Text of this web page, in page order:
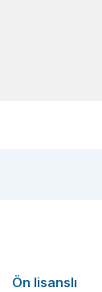
Ön lisanslı